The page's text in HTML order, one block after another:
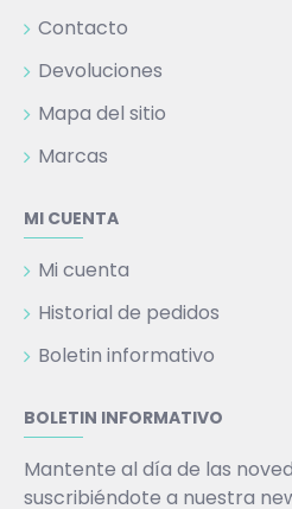
Contacto
Devoluciones
Mapa del sitio
Marcas
MI CUENTA
Mi cuenta
Historial de pedidos
Boletin informativo
BOLETIN INFORMATIVO
Mantente al día de las
suscribiéndote a nuestra